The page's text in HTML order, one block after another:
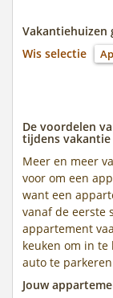
Vakantiehuizen
Wis selectie
De voordelen
tijdens vakantie
Meer en meer
voor om een
want een
vanaf de eerste
appartement
keuken om in te
auto te
Jouw